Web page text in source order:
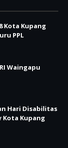
Kota Kupang
PPL
Waingapu
Hari Disabilitas
Kota Kupang